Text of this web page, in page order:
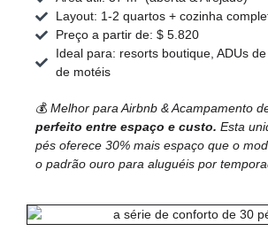
Layout: 1-2 quartos + cozinha
Preço a partir de: $ 5.820
Ideal para: resorts boutique, ADUs
de motéis
💰 Melhor para Airbnb & Acampamento
perfeito entre espaço e custo. Esta
pés oferece 30% mais espaço que o
o padrão ouro para aluguéis por